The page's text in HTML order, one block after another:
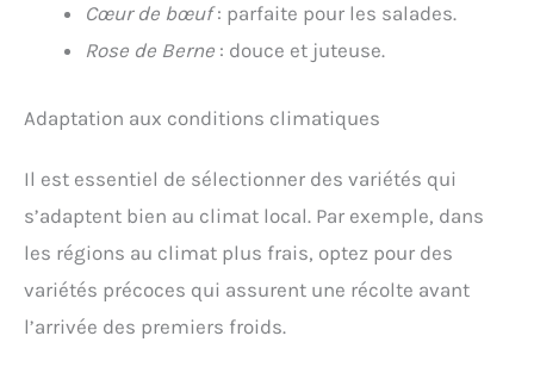
Cœur de bœuf: parfaite pour les salades.
Rose de Berne : douce et juteuse.
Adaptation aux conditions climatiques
Il est essentiel de sélectionner des variétés qui
s’adaptent bien au climat local. Par exemple, dans
les régions au climat plus frais, optez pour des
variétés précoces qui assurent une récolte avant
l’arrivée des premiers froids.